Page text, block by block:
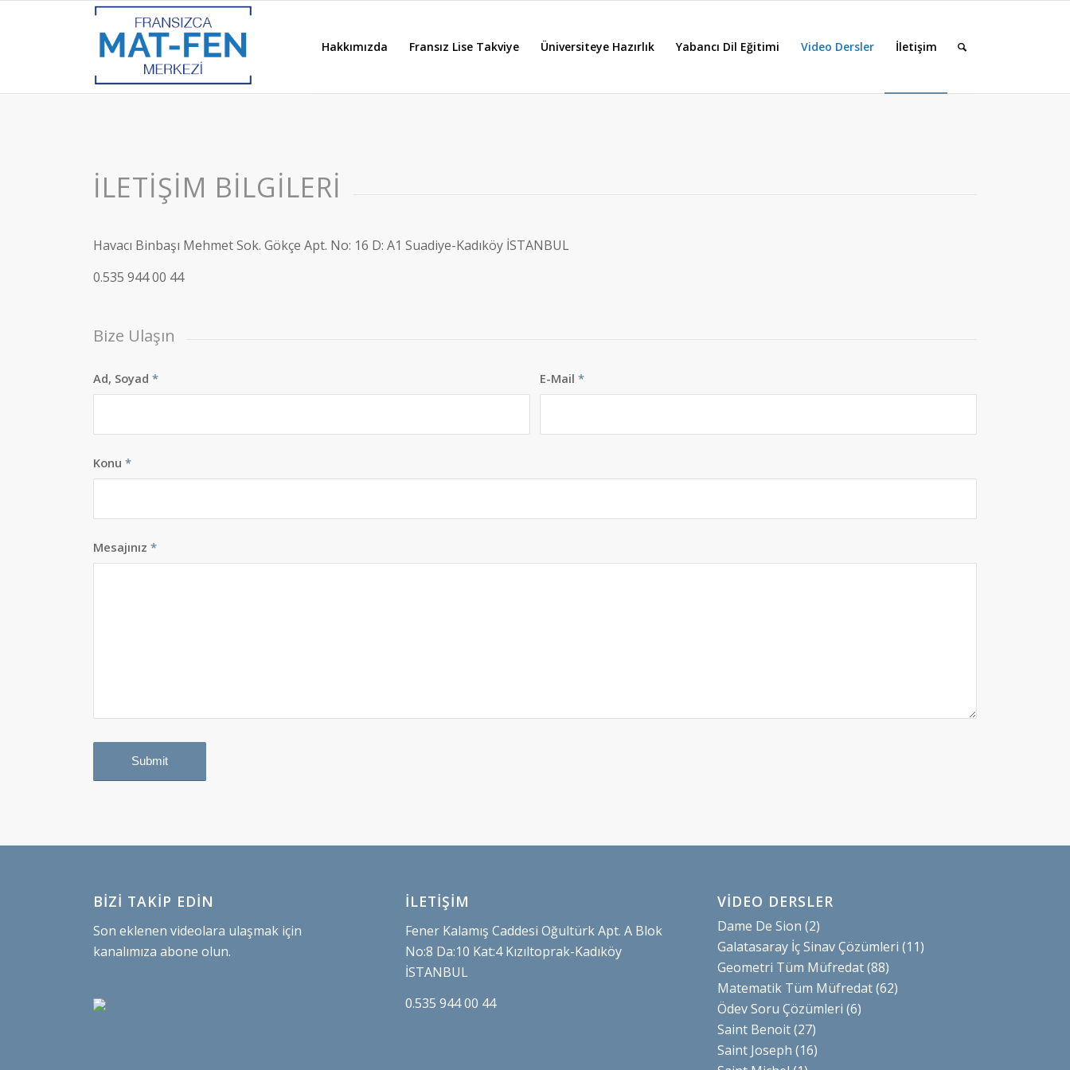
Hakkımızda Fransız Lise Takviye Üniversiteye Hazırlık Yabancı Dil Eğitimi Video Dersler İletişim
İLETIŞIM BILGILERI
Havacı Binbaşı Mehmet Sok. Gökçe Apt. No: 16 D: A1 Suadiye-Kadıköy İSTANBUL
0.535 944 00 44
Bize Ulaşın
Ad, Soyad* E-Mail *
Konu*
Mesajınız*
BİZİ TAKİP EDİN
Son eklenen videolara ulaşmak için
kanalımıza abone olun.
İLETİŞİM
Fener Kalamış Caddesi Oğultürk Apt. A Blok
No:8 Da:10 Kat:4 Kızıltoprak-Kadıköy
İSTANBUL
0.535 944 00 44
VİDEO DERSLER
Dame De Sion (2)
Galatasaray İç Sinav Çözümleri (11)
Geometri Tüm Müfredat(88)
Matematik Tüm Müfredat(62)
Ödev Soru Çözümleri (6)
Saint Benoit(27)
Saint Joseph (16)